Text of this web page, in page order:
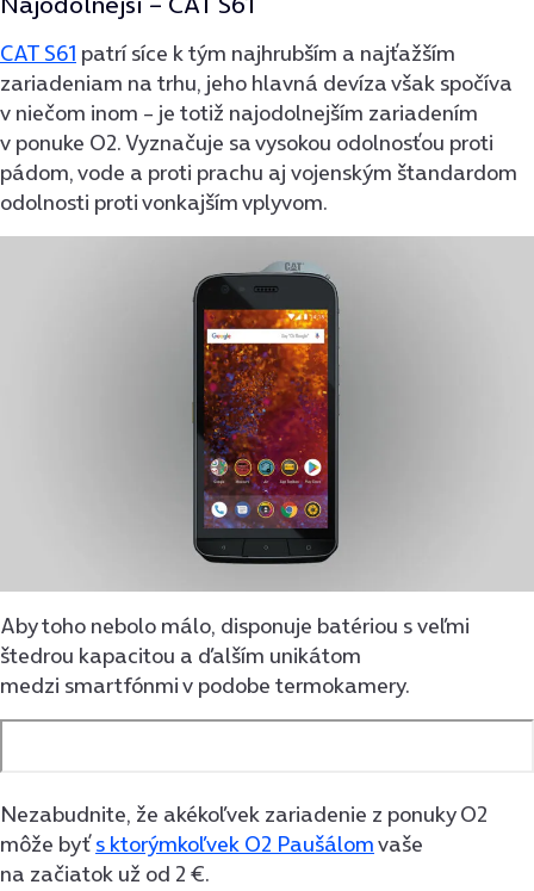
CAT S61 patrí síce k tým najhrubším a najťažším
zariadeniam na trhu, jeho hlavná devíza však spočíva
v niečom inom – je totiž najodolnejším zariade­ním
v ponuke O2. Vyznačuje sa vysokou odolnosťou proti
pádom, vode a proti prachu aj vojenským štandardom
odolnosti proti vonkajším vplyvom.
Aby toho nebolo málo, disponuje batériou s veľmi
štedrou kapacitou a ďalším unikátom
medzi smartfónmi v podobe termokamery.
Nezabudnite, že akékoľvek zariadenie z ponuky O2
môže byťs ktorýmkoľvek O2 Paušálomvaše
na začiatok už od 2 €.